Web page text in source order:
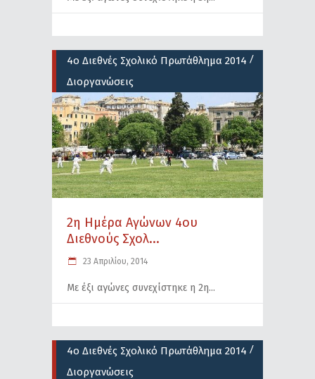
4ο Διεθνές Σχολικό Πρωτάθλημα 2014 /
Διοργανώσεις
2η Ημέρα Αγώνων 4ου
Διεθνούς Σχολ...
23 Απριλίου, 2014
Με έξι αγώνες συνεχίστηκε η 2η
4ο Διεθνές Σχολικό Πρωτάθλημα 2014 /
Διοργανώσεις